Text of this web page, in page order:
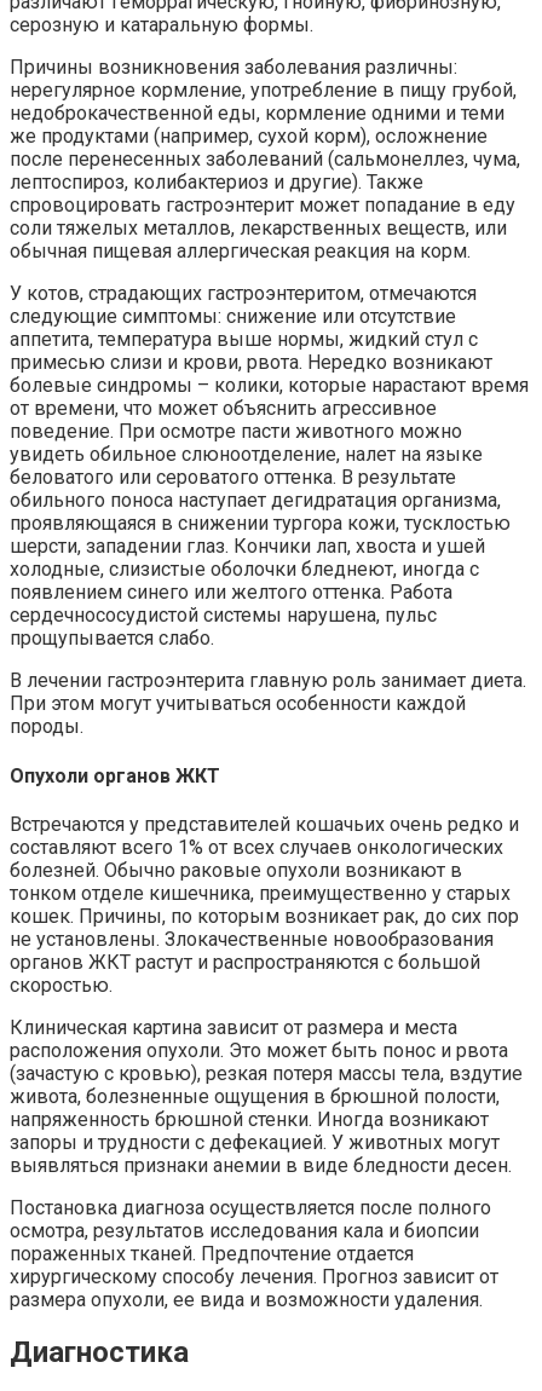
серозную и катаральную формы.
Причины возникновения заболевания различны:
нерегулярное кормление, употребление в пищу грубой,
недоброкачественной еды, кормление одними и теми
же продуктами (например, сухой корм), осложнение
после перенесенных заболеваний (сальмонеллез, чума,
лептоспироз, колибактериоз и другие). Также
спровоцировать гастроэнтерит может попадание в еду
соли тяжелых металлов, лекарственных веществ, или
обычная пищевая аллергическая реакция на корм.
У котов, страдающих гастроэнтеритом, отмечаются
следующие симптомы: снижение или отсутствие
аппетита, температура выше нормы, жидкий стул с
примесью слизи и крови, рвота. Нередко возникают
болевые синдромы – колики, которые нарастают время
от времени, что может объяснить агрессивное
поведение. При осмотре пасти животного можно
увидеть обильное слюноотделение, налет на языке
беловатого или сероватого оттенка. В результате
обильного поноса наступает дегидратация организма,
проявляющаяся в снижении тургора кожи, тусклостью
шерсти, западении глаз. Кончики лап, хвоста и ушей
холодные, слизистые оболочки бледнеют, иногда с
появлением синего или желтого оттенка. Работа
сердечнососудистой системы нарушена, пульс
прощупывается слабо.
В лечении гастроэнтерита главную роль занимает диета.
При этом могут учитываться особенности каждой
породы.
Опухоли органов ЖКТ
Встречаются у представителей кошачьих очень редко и
составляют всего 1% от всех случаев онкологических
болезней. Обычно раковые опухоли возникают в
тонком отделе кишечника, преимущественно у старых
кошек. Причины, по которым возникает рак, до сих пор
не установлены. Злокачественные новообразования
органов ЖКТ растут и распространяются с большой
скоростью.
Клиническая картина зависит от размера и места
расположения опухоли. Это может быть понос и рвота
(зачастую с кровью), резкая потеря массы тела, вздутие
живота, болезненные ощущения в брюшной полости,
напряженность брюшной стенки. Иногда возникают
запоры и трудности с дефекацией. У животных могут
выявляться признаки анемии в виде бледности десен.
Постановка диагноза осуществляется после полного
осмотра, результатов исследования кала и биопсии
пораженных тканей. Предпочтение отдается
хирургическому способу лечения. Прогноз зависит от
размера опухоли, ее вида и возможности удаления.
Диагностика